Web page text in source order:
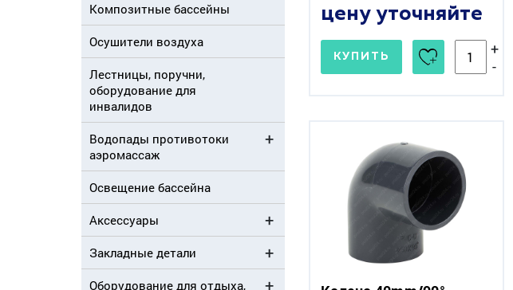
Композитные бассейны
Осушители воздуха
Лестницы, поручни,
оборудование для
инвалидов
Водопады противотоки
аэромассаж
Освещение бассейна
Аксессуары
Закладные детали
Оборудование для отдыха,
цену уточняйте
КУПИТЬ
+
-